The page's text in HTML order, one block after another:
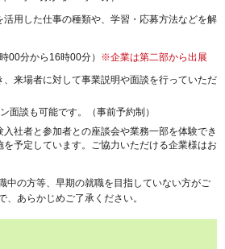
用した仕事の種類や、学習・応募方法などを解
時00分から16時00分） ※企業は第二部から出展
、来場者に対して事業説明や面談を行っていただ
面談も可能です。（事前予約制）
社者と参加者との座談会や業務一部を体験でき
予定しています。ご協力いただける企業様はお
中の方等、早期の就職を目指していない方がご
あらかじめご了承ください。